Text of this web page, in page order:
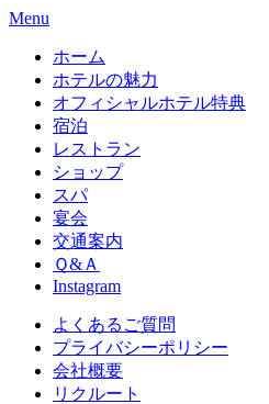
Menu
ホーム
ホテルの魅力
オフィシャルホテル特典
宿泊
レストラン
ショップ
スパ
宴会
交通案内
Ｑ&Ａ
Instagram
よくあるご質問
プライバシーポリシー
会社概要
リクルート